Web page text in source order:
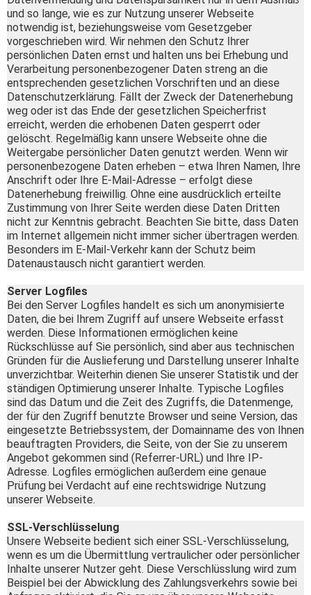
und so lange, wie es zur Nutzung unserer Webseite
notwendig ist, beziehungsweise vom Gesetzgeber
vorgeschrieben wird. Wir nehmen den Schutz Ihrer
persönlichen Daten ernst und halten uns bei Erhebung und
Verarbeitung personenbezogener Daten streng an die
entsprechenden gesetzlichen Vorschriften und an diese
Datenschutzerklärung. Fällt der Zweck der Datenerhebung
weg oder ist das Ende der gesetzlichen Speicherfrist
erreicht, werden die erhobenen Daten gesperrt oder
gelöscht. Regelmäßig kann unsere Webseite ohne die
Weitergabe persönlicher Daten genutzt werden. Wenn wir
personenbezogene Daten erheben – etwa Ihren Namen, Ihre
Anschrift oder Ihre E-Mail-Adresse – erfolgt diese
Datenerhebung freiwillig. Ohne eine ausdrücklich erteilte
Zustimmung von Ihrer Seite werden diese Daten Dritten
nicht zur Kenntnis gebracht. Beachten Sie bitte, dass Daten
im Internet allgemein nicht immer sicher übertragen werden.
Besonders im E-Mail-Verkehr kann der Schutz beim
Datenaustausch nicht garantiert werden.
Server Logfiles
Bei den Server Logfiles handelt es sich um anonymisierte
Daten, die bei Ihrem Zugriff auf unsere Webseite erfasst
werden. Diese Informationen ermöglichen keine
Rückschlüsse auf Sie persönlich, sind aber aus technischen
Gründen für die Auslieferung und Darstellung unserer Inhalte
unverzichtbar. Weiterhin dienen Sie unserer Statistik und der
ständigen Optimierung unserer Inhalte. Typische Logfiles
sind das Datum und die Zeit des Zugriffs, die Datenmenge,
der für den Zugriff benutzte Browser und seine Version, das
eingesetzte Betriebssystem, der Domainname des von Ihnen
beauftragten Providers, die Seite, von der Sie zu unserem
Angebot gekommen sind (Referrer-URL) und Ihre IP-
Adresse. Logfiles ermöglichen außerdem eine genaue
Prüfung bei Verdacht auf eine rechtswidrige Nutzung
unserer Webseite.
SSL-Verschlüsselung
Unsere Webseite bedient sich einer SSL-Verschlüsselung,
wenn es um die Übermittlung vertraulicher oder persönlicher
Inhalte unserer Nutzer geht. Diese Verschlüsslung wird zum
Beispiel bei der Abwicklung des Zahlungsverkehrs sowie bei